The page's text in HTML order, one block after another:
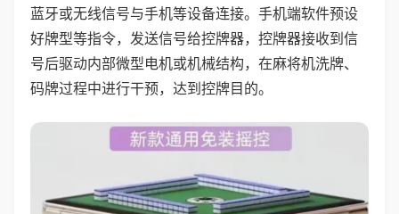
蓝牙或无线信号与手机等设备连接。手机端软件预设
好牌型等指令，发送信号给控牌器，控牌器接收到信
号后驱动内部微型电机或机械结构，在麻将机洗牌、
码牌过程中进行干预，达到控牌目的。